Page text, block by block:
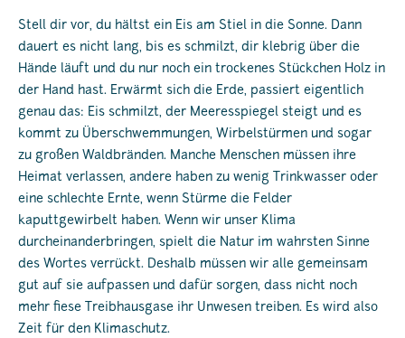
Stell dir vor, du hältst ein Eis am Stiel in die Sonne. Dann
dauert es nicht lang, bis es schmilzt, dir klebrig über die
Hände läuft und du nur noch ein trockenes Stückchen Holz in
der Hand hast. Erwärmt sich die Erde, passiert eigentlich
genau das: Eis schmilzt, der Meeresspiegel steigt und es
kommt zu Überschwemmungen, Wirbelstürmen und sogar
zu großen Waldbränden. Manche Menschen müssen ihre
Heimat verlassen, andere haben zu wenig Trinkwasser oder
eine schlechte Ernte, wenn Stürme die Felder
kaputtgewirbelt haben. Wenn wir unser Klima
durcheinanderbringen, spielt die Natur im wahrsten Sinne
des Wortes verrückt. Deshalb müssen wir alle gemeinsam
gut auf sie aufpassen und dafür sorgen, dass nicht noch
mehr fiese Treibhausgase ihr Unwesen treiben. Es wird also
Zeit für den Klimaschutz.